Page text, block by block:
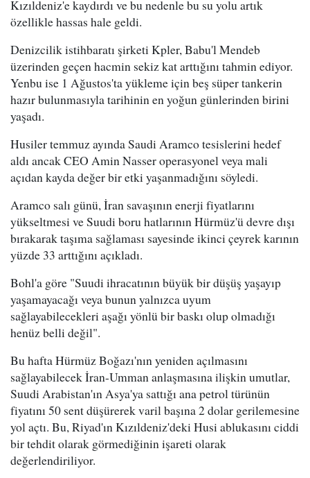
Kızıldeniz'e kaydırdı ve bu nedenle bu su yolu artık
özellikle hassas hale geldi.
Denizcilik istihbaratı şirketi Kpler, Babu'l Mendeb
üzerinden geçen hacmin sekiz kat arttığını tahmin ediyor.
Yenbu ise 1 Ağustos'ta yükleme için beş süper tankerin
hazır bulunmasıyla tarihinin en yoğun günlerinden birini
yaşadı.
Husiler temmuz ayında Saudi Aramco tesislerini hedef
aldı ancak CEO Amin Nasser operasyonel veya mali
açıdan kayda değer bir etki yaşanmadığını söyledi.
Aramco salı günü, İran savaşının enerji fiyatlarını
yükseltmesi ve Suudi boru hatlarının Hürmüz'ü devre dışı
bırakarak taşıma sağlaması sayesinde ikinci çeyrek karının
yüzde 33 arttığını açıkladı.
Bohl'a göre "Suudi ihracatının büyük bir düşüş yaşayıp
yaşamayacağı veya bunun yalnızca uyum
sağlayabilecekleri aşağı yönlü bir baskı olup olmadığı
henüz belli değil".
Bu hafta Hürmüz Boğazı'nın yeniden açılmasını
sağlayabilecek İran-Umman anlaşmasına ilişkin umutlar,
Suudi Arabistan'ın Asya'ya sattığı ana petrol türünün
fiyatını 50 sent düşürerek varil başına 2 dolar gerilemesine
yol açtı. Bu, Riyad'ın Kızıldeniz'deki Husi ablukasını ciddi
bir tehdit olarak görmediğinin işareti olarak
değerlendiriliyor.